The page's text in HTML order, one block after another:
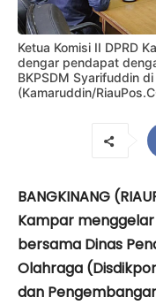
Ketua Komisi II DPRD
dengar pendapat
BKPSDM Syarifuddin
(Kamaruddin/
BANGKINANG
Kampar
bersama Dinas
Olahraga
dan